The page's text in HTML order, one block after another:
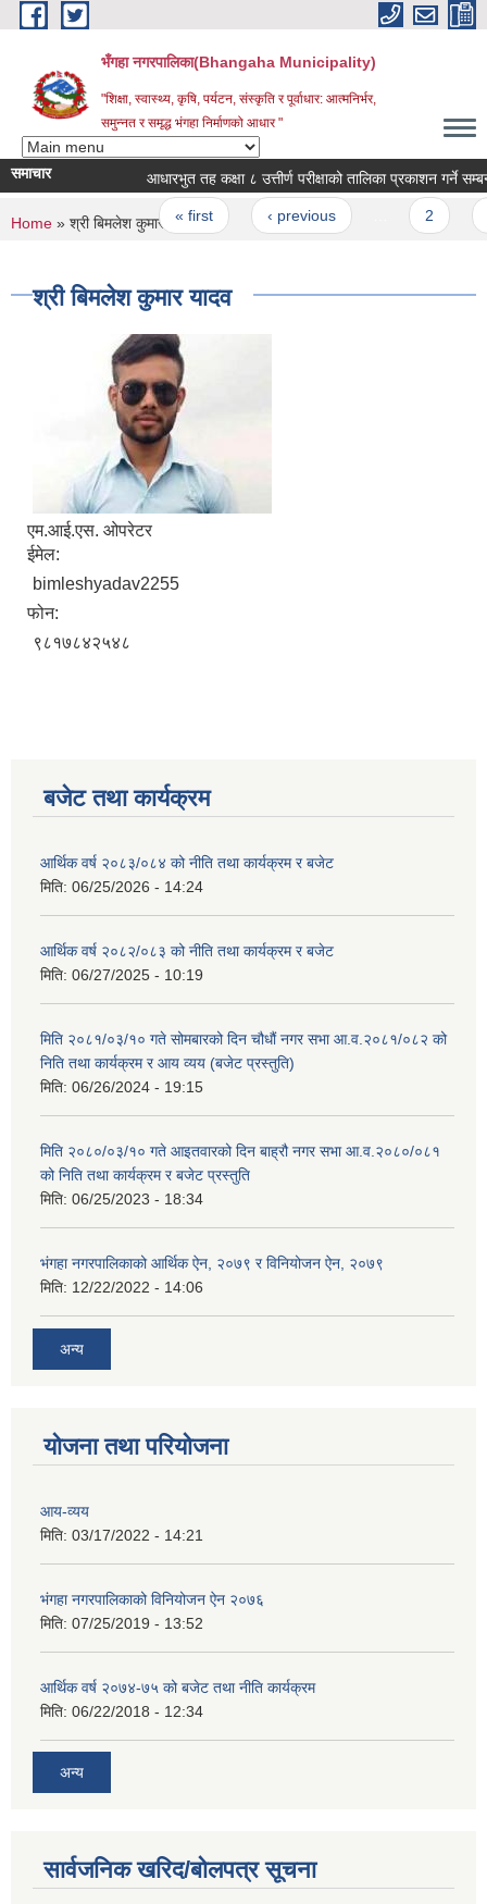
Skip to main content
भँगहा नगरपालिका(Bhangaha Municipality)
"शिक्षा, स्वास्थ्य, कृषि, पर्यटन, संस्कृति र पूर्वाधार: आत्मनिर्भर,
समुन्नत र समृद्ध भंगहा निर्माणको आधार "
समाचार आधारभुत तह कक्षा ८ उत्तीर्ण परीक्षाको तालिका प्रकाशन गर्ने
Pages
« first ‹ previous
You are here
Home » श्री बिमलेश कुमार यादव
श्री बिमलेश कुमार यादव
एम.आई.एस. ओपरेटर
ईमेल:
bimleshyadav2255
फोन:
९८१७८४२५४८
बजेट तथा कार्यक्रम
आर्थिक वर्ष २०८३/०८४ को नीति तथा कार्यक्रम र बजेट
मिति: 06/25/2026 - 14:24
आर्थिक वर्ष २०८२/०८३ को नीति तथा कार्यक्रम र बजेट
मिति: 06/27/2025 - 10:19
मिति २०८१/०३/१० गते सोमबारको दिन चौधौं नगर सभा आ.व.२०८१/०८२ को
निति तथा कार्यक्रम र आय व्यय (बजेट प्रस्तुति)
मिति: 06/26/2024 - 19:15
मिति २०८०/०३/१० गते आइतवारको दिन बाह्रौ नगर सभा आ.व.२०८०/०८१
को निति तथा कार्यक्रम र बजेट प्रस्तुति
मिति: 06/25/2023 - 18:34
भंगहा नगरपालिकाको आर्थिक ऐन, २०७९ र विनियोजन ऐन, २०७९
मिति: 12/22/2022 - 14:06
अन्य
योजना तथा परियोजना
आय-व्यय
मिति: 03/17/2022 - 14:21
भंगहा नगरपालिकाको विनियोजन ऐन २०७६
मिति: 07/25/2019 - 13:52
आर्थिक वर्ष २०७४-७५ को बजेट तथा नीति कार्यक्रम
मिति: 06/22/2018 - 12:34
अन्य
सार्वजनिक खरिद/बोलपत्र सूचना